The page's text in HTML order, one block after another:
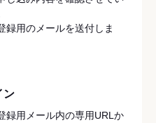
録用のメールを送付しま
ン
録用メール内の専用URLか